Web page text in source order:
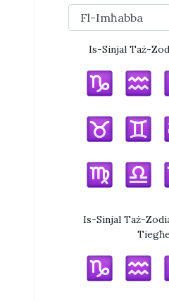
Is-Sinjal Taż-
Is-Sinjal Taż-